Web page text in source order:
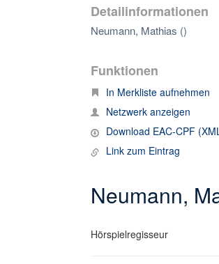
Detailinformationen
Neumann, Mathias ()
Funktionen
In Merkliste aufnehmen
Netzwerk anzeigen
Download EAC-CPF
Link zum Eintrag
Neumann,
Hörspielregisseur